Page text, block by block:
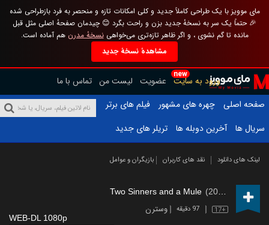
مای موویز با یک طراحی کاملاً جدید و کلی امکانات تازه و منحصر به فرد بازطراحی شده
🎉 حتماً یک سر به نسخهٔ جدید بزن و راحت بگرد 😊 چیدمان صفحهٔ اصلی مثل قبل
مانده تا گم نشوی ، و اگر ظاهر تازه‌تری می‌خواهینسخهٔ مدرن هم آماده است.
مشاهدهٔ نسخهٔ جدید
new
ورود به سایت عضویت لیست من تماس با ما
صفحه اصلی
چهره های مشهور
فیلم های برتر
سریال ها
آخرین دوبله ها تریلر های جدید
لینک های دانلود نقد های کاربران بازیگران و عوامل
Two Sinners and a Mule (2023)
17+ 97 دقیقه وسترن
WEB-DL 1080p